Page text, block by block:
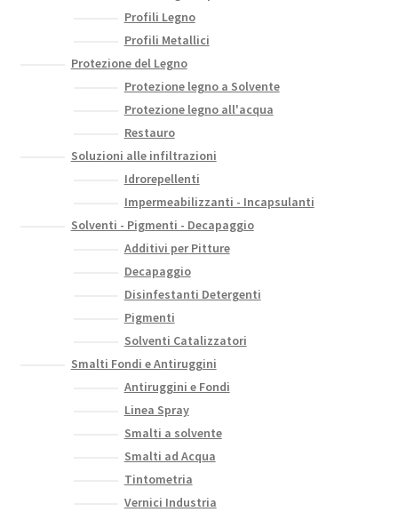
Profili Legno
Profili Metallici
Protezione del Legno
Protezione legno a Solvente
Protezione legno all'acqua
Restauro
Soluzioni alle infiltrazioni
Idrorepellenti
Impermeabilizzanti - Incapsulanti
Solventi - Pigmenti - Decapaggio
Additivi per Pitture
Decapaggio
Disinfestanti Detergenti
Pigmenti
Solventi Catalizzatori
Smalti Fondi e Antiruggini
Antiruggini e Fondi
Linea Spray
Smalti a solvente
Smalti ad Acqua
Tintometria
Vernici Industria